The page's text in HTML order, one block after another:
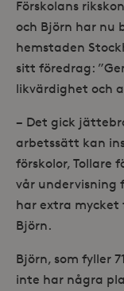
Förskolans
och Björn har nu
hemstaden
sitt föredrag:
likvärdighet och
− Det gick
arbetssätt kan
förskolor, Tollare
vår undervisning
har extra
Björn.
Björn, som fyller
inte har några